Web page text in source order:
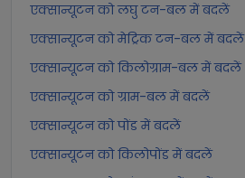
एक्सान्यूटन को लघु टन-बल में बदलें
एक्सान्यूटन को मेट्रिक टन-बल में बदलें
एक्सान्यूटन को किलोग्राम-बल में बदलें
एक्सान्यूटन को ग्राम-बल में बदलें
एक्सान्यूटन को पोंड में बदलें
एक्सान्यूटन को किलोपोंड में बदलें